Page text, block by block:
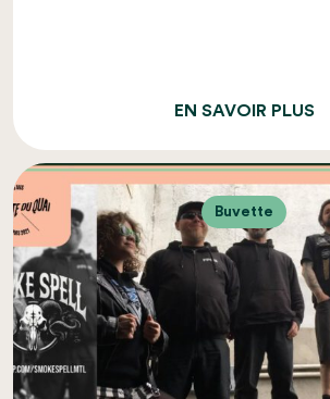
EN SAVOIR PLUS
Buvette